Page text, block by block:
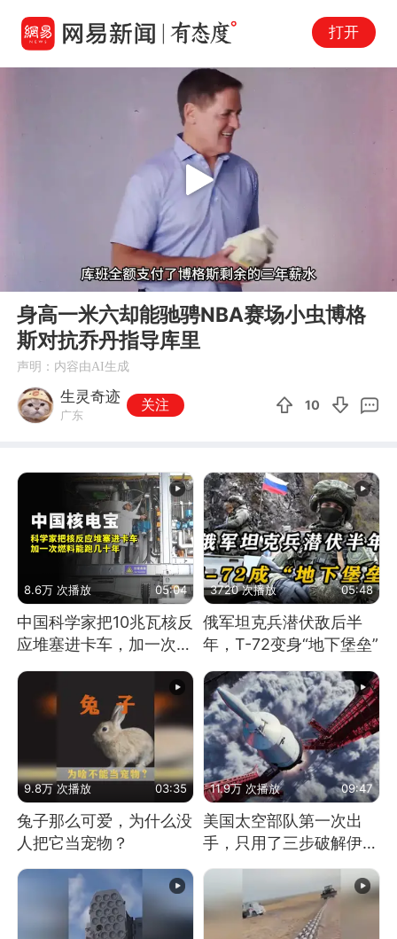
打开
05:53
Play
身高一米六却能驰骋NBA赛场小虫博格
斯对抗乔丹指导库里
声明：内容由AI生成
生灵奇迹
广东
关注 10
8.6万 次播放 05:04
中国科学家把10兆瓦核反
应堆塞进卡车，加一次燃
3720 次播放 05:48
俄军坦克兵潜伏敌后半
年，T-72变身“地下堡垒”
9.8万 次播放 03:35
兔子那么可爱，为什么没
人把它当宠物？
11.9万 次播放 09:47
美国太空部队第一次出
手，只用了三步破解伊朗
防空